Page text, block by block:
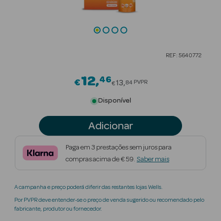
Beauty Season
Nutricosmética
Perfumes
Beauty Season
REF: 5640772
€12 46Price reduced from
€13 84 PVPR
Disponível
Adicionar
Paga em 3 prestações sem juros para
compras acima de € 59. Saber mais
A campanha e preço poderá diferir das restantes lojas Wells.
Por PVPR deve entender-se o preço de venda sugerido ou recomendado pelo
fabricante, produtor ou fornecedor.